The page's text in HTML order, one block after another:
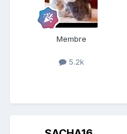
Membre
5.2k